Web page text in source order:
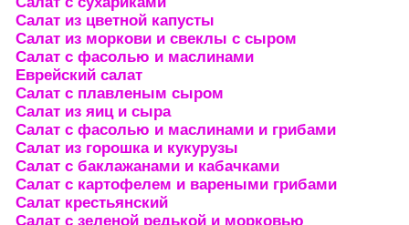
Салат из цветной капусты
Салат из моркови и свеклы с сыром
Салат с фасолью и маслинами
Еврейский салат
Салат с плавленым сыром
Салат из яиц и сыра
Салат с фасолью и маслинами и грибами
Салат из горошка и кукурузы
Салат с баклажанами и кабачками
Салат с картофелем и вареными грибами
Салат крестьянский
Салат с зеленой редькой и морковью